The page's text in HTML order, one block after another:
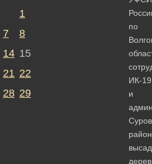
по
ИК-19
и
1
7
8
14 15
21 22
28 29